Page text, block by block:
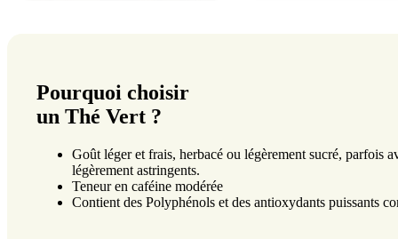
Pourquoi choisir
un Thé Vert ?
Goût léger et frais, herbacé ou légèrement sucré, parfois
légèrement astringents.
Teneur en caféine modérée
Contient des Polyphénols et des antioxydants puissants